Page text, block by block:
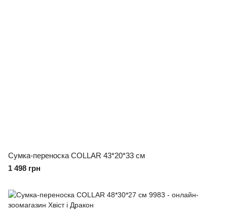
Сумка-переноска COLLAR 43*20*33 см
1 498 грн